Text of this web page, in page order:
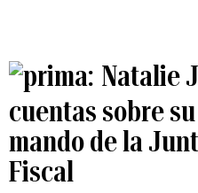
Natalie
cuentas sobre
mando de la
Fiscal